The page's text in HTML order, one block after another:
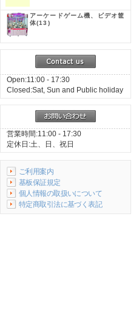
アーケードゲーム機、ビデオ筐
体(13)
Open:11:00 - 17:30
Closed:Sat, Sun and Public holiday
営業時間:11:00 - 17:30
定休日:土、日、祝日
ご利用案内
基板保証規定
個人情報の取扱いについて
特定商取引法に基づく表記